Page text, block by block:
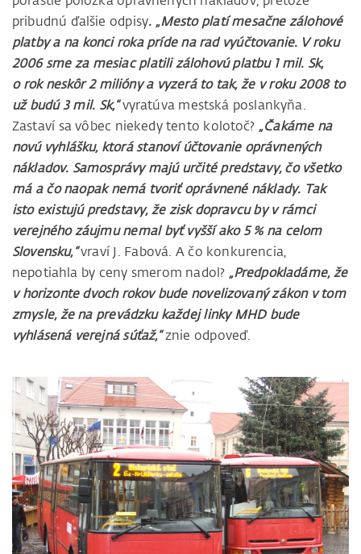
pribudnú ďalšie odpisy. „Mesto platí mesačne zálohové
platby a na konci roka príde na rad vyúčtovanie. V roku
2006 sme za mesiac platili zálohovú platbu 1 mil. Sk,
o rok neskôr 2 milióny a vyzerá to tak, že v roku 2008 to
už budú 3 mil. Sk,“vyratúva mestská poslankyňa.
Zastaví sa vôbec niekedy tento kolotoč? „Čakáme na
novú vyhlášku, ktorá stanoví účtovanie oprávnených
nákladov. Samosprávy majú určité predstavy, čo všetko
má a čo naopak nemá tvoriť oprávnené náklady. Tak
isto existujú predstavy, že zisk dopravcu by v rámci
verejného záujmu nemal byť vyšší ako 5 % na celom
Slovensku,“vraví J. Fabová. A čo konkurencia,
nepotiahla by ceny smerom nadol? „Predpokladáme, že
v horizonte dvoch rokov bude novelizovaný zákon v tom
zmysle, že na prevádzku každej linky MHD bude
vyhlásená verejná súťaž,“znie odpoveď.